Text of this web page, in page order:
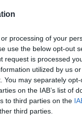
processing of your
use the below opt-out
request is processed
utilized by us
You may separately
on the IAB’s list of
to third parties on the
third parties.
Υόρκη,
τη
το 31%